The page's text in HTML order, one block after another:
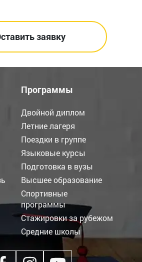
Программы
Двойной диплом
Летние лагеря
Поездки в группе
Языковые курсы
Подготовка в вузы
Высшее образование
Спортивные
программы
Стажировки за рубежом
Средние школы